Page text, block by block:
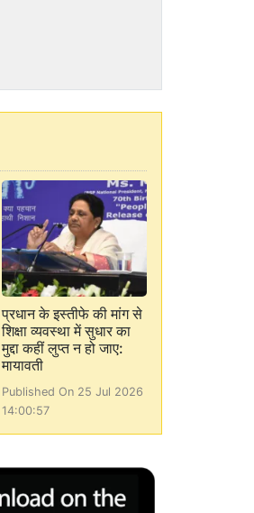
प्रधान के इस्तीफे की मांग से
शिक्षा व्यवस्था में सुधार का
मुद्दा कहीं लुप्त न हो जाए:
मायावती
Published On 25 Jul 2026
14:00:57